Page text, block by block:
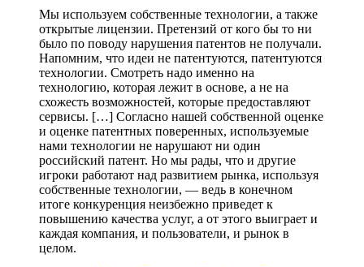
Мы используем собственные технологии, а также
открытые лицензии. Претензий от кого бы то ни
было по поводу нарушения патентов не получали.
Напомним, что идеи не патентуются, патентуются
технологии. Смотреть надо именно на
технологию, которая лежит в основе, а не на
схожесть возможностей, которые предоставляют
сервисы. […] Согласно нашей собственной оценке
и оценке патентных поверенных, используемые
нами технологии не нарушают ни один
российский патент. Но мы рады, что и другие
игроки работают над развитием рынка, используя
собственные технологии, — ведь в конечном
итоге конкуренция неизбежно приведет к
повышению качества услуг, а от этого выиграет и
каждая компания, и пользователи, и рынок в
целом.